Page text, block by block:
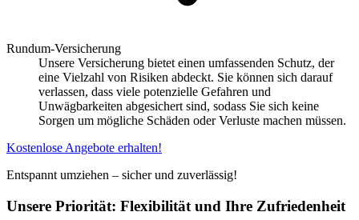
Rundum-Versicherung
Unsere Versicherung bietet einen umfassenden Schutz, der
eine Vielzahl von Risiken abdeckt. Sie können sich darauf
verlassen, dass viele potenzielle Gefahren und
Unwägbarkeiten abgesichert sind, sodass Sie sich keine
Sorgen um mögliche Schäden oder Verluste machen müssen.
Kostenlose Angebote erhalten!
Entspannt umziehen – sicher und zuverlässig!
Unsere Priorität: Flexibilität und Ihre Zufriedenheit